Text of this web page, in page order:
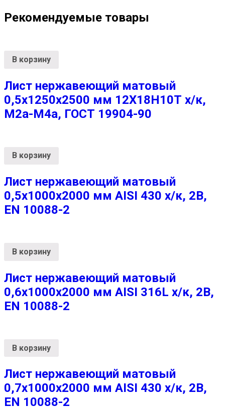
Рекомендуемые товары
В корзину
Лист нержавеющий матовый
0,5х1250х2500 мм 12Х18Н10Т х/к,
М2а-М4а, ГОСТ 19904-90
В корзину
Лист нержавеющий матовый
0,5х1000х2000 мм AISI 430 х/к, 2B,
EN 10088-2
В корзину
Лист нержавеющий матовый
0,6х1000х2000 мм AISI 316L х/к, 2B,
EN 10088-2
В корзину
Лист нержавеющий матовый
0,7х1000х2000 мм AISI 430 х/к, 2B,
EN 10088-2